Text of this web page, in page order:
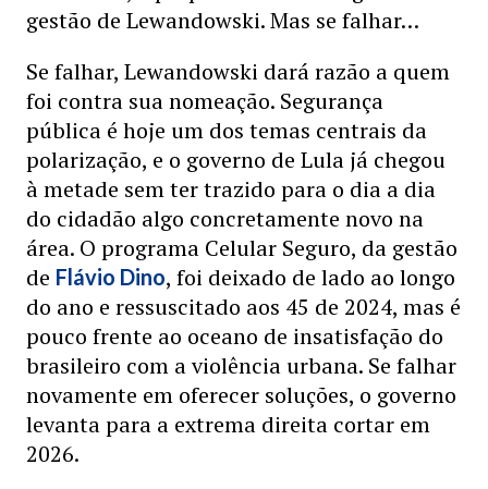
gestão de Lewandowski. Mas se falhar…
Se falhar, Lewandowski dará razão a quem
foi contra sua nomeação. Segurança
pública é hoje um dos temas centrais da
polarização, e o governo de Lula já chegou
à metade sem ter trazido para o dia a dia
do cidadão algo concretamente novo na
área. O programa Celular Seguro, da gestão
de Flávio Dino, foi deixado de lado ao longo
do ano e ressuscitado aos 45 de 2024, mas é
pouco frente ao oceano de insatisfação do
brasileiro com a violência urbana. Se falhar
novamente em oferecer soluções, o governo
levanta para a extrema direita cortar em
2026.